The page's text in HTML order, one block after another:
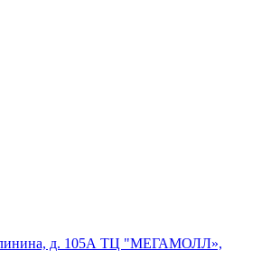
д. 105А ТЦ "МЕГАМОЛЛ»,